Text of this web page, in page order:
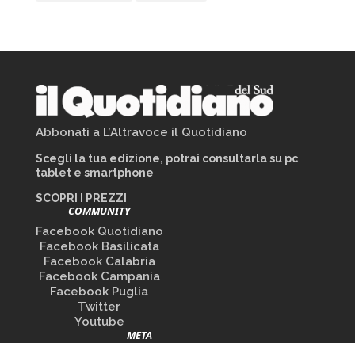
Abbonati a L’Altravoce il Quotidiano
Scegli la tua edizione, potrai consultarla su pc
tablet e smartphone
SCOPRI I PREZZI
COMMUNITY
Facebook Quotidiano
Facebook Basilicata
Facebook Calabria
Facebook Campania
Facebook Puglia
Twitter
Youtube
META